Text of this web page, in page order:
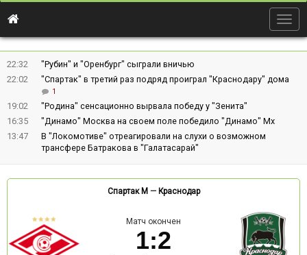
22:32
"Рубин" и "Оренбург" сыграли вничью
22:02
"Спартак" в третий раз подряд проиграл "Краснодару" дома
1
19:02
"Родина" сенсационно вырвала победу у "Зенита"
16:35
"Динамо" Москва на своем поле победило "Динамо" Мх
13:47
В "Локомотиве" отреагировали на слухи о возможном
трансфере Батракова в "Галатасарай"
Спартак М — Краснодар
Матч окончен
1:2